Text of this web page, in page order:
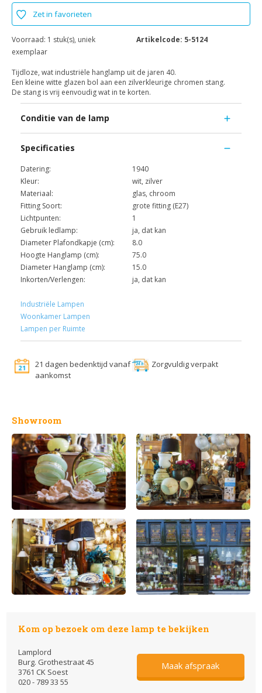
Zet in favorieten
Voorraad: 1 stuk(s), uniek
exemplaar
Artikelcode: 5-5124
Tijdloze, wat industriële hanglamp uit de jaren 40.
Een kleine witte glazen bol aan een zilverkleurige chromen stang.
De stang is vrij eenvoudig wat in te korten.
Conditie van de lamp
Specificaties
Datering:
1940
Kleur:
wit, zilver
Materiaal:
glas, chroom
Fitting Soort:
grote fitting (E27)
Lichtpunten:
1
Gebruik ledlamp:
ja, dat kan
Diameter Plafondkapje (cm):
8.0
Hoogte Hanglamp (cm):
75.0
Diameter Hanglamp (cm):
15.0
Inkorten/Verlengen:
ja, dat kan
Industriële Lampen
Woonkamer Lampen
Lampen per Ruimte
21 dagen bedenktijd vanaf
aankomst
Zorgvuldig verpakt
Showroom
Kom op bezoek om deze lamp te bekijken
Lamplord
Burg. Grothestraat 45
3761 CK Soest
020 - 789 33 55
Maak afspraak